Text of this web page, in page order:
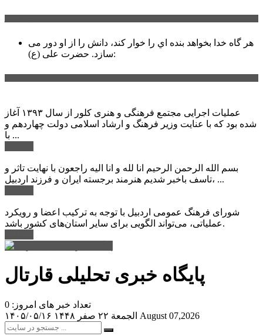
هر گاه خدا بخواهد بنده اي را خوار كند، دانش را از او دور می
سازد.حضرت علی (ع):
عملیات اجرایی مجتمع فرهنگی و هنری کلور از سال ۱۳۹۳ آغاز
شده بود که با عنایت وزیر فرهنگ و ارشاد اسلامی دولت چهاردهم و
با ...
بسم الله الرحمن الرحیم انا لله و انا الیه راجعون با نهایت تاثر و
تاسف باخبر شدیم هنرمند برجسته ایران و فرزند اردبیل، ...
شورای فرهنگ عمومی اردبیل با توجه به ترکیب اعضا و رویکرد
عملیاتی، می‌تواند الگویی برای سایر استان‌های کشور باشد.
پایگاه خبری تحلیلی قارتال
تعداد خبر های امروز: 0
۱۴۰۵/۰۵/۱۶
الجمعة ۲۲ صفر ۱۴۴۸ August 07,2026